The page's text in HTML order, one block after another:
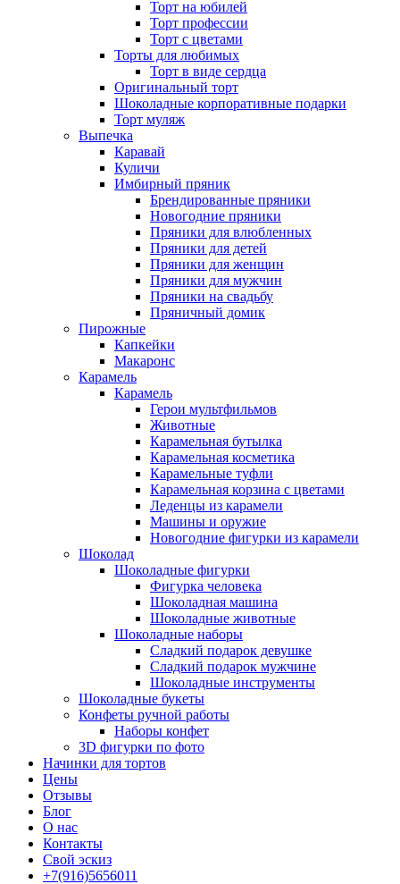
Торт на юбилей
Торт профессии
Торт с цветами
Торты для любимых
Торт в виде сердца
Оригинальный торт
Шоколадные корпоративные подарки
Торт муляж
Выпечка
Каравай
Куличи
Имбирный пряник
Брендированные пряники
Новогодние пряники
Пряники для влюбленных
Пряники для детей
Пряники для женщин
Пряники для мужчин
Пряники на свадьбу
Пряничный домик
Пирожные
Капкейки
Макаронс
Карамель
Карамель
Герои мультфильмов
Животные
Карамельная бутылка
Карамельная косметика
Карамельные туфли
Карамельная корзина с цветами
Леденцы из карамели
Машины и оружие
Новогодние фигурки из карамели
Шоколад
Шоколадные фигурки
Фигурка человека
Шоколадная машина
Шоколадные животные
Шоколадные наборы
Сладкий подарок девушке
Сладкий подарок мужчине
Шоколадные инструменты
Шоколадные букеты
Конфеты ручной работы
Наборы конфет
3D фигурки по фото
Начинки для тортов
Цены
Отзывы
Блог
О нас
Контакты
Свой эскиз
+7(916)5656011